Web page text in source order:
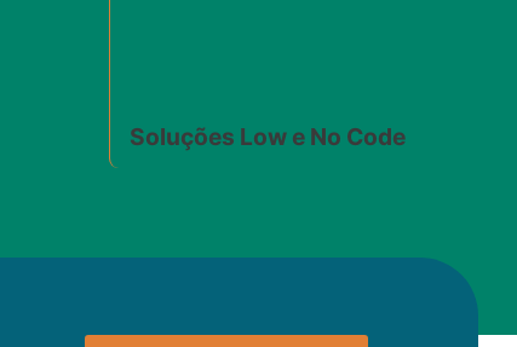
Soluções Low e No Code